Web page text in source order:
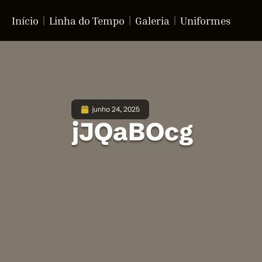
Início Linha do Tempo Galeria Uniformes
junho 24, 2025
jJQaBOcg